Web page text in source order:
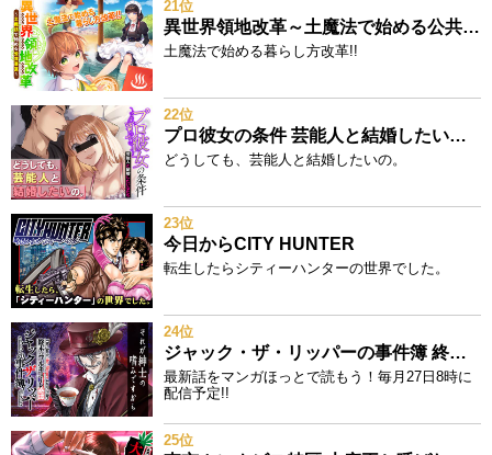
21位
異世界領地改革～土魔法で始める公共事業～
土魔法で始める暮らし方改革!!
22位
プロ彼女の条件 芸能人と結婚したい女たち
どうしても、芸能人と結婚したいの。
23位
今日からCITY HUNTER
転生したらシティーハンターの世界でした。
24位
ジャック・ザ・リッパーの事件簿 終末のワルキューレ奇譚
最新話をマンガほっとで読もう！毎月27日8時に
配信予定!!
25位